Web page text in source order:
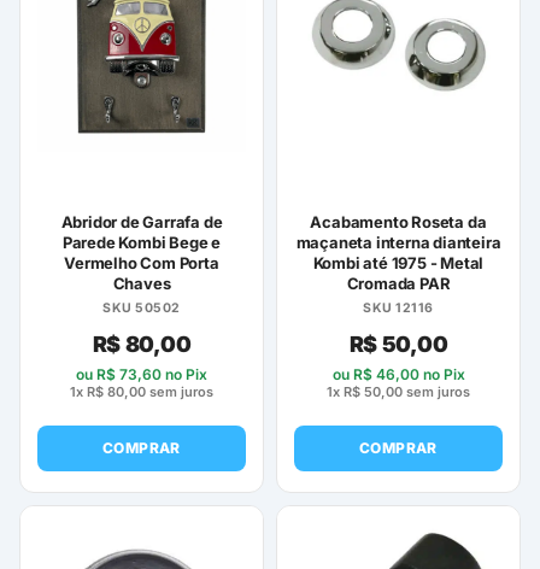
Abridor de Garrafa de
Parede Kombi Bege e
Vermelho Com Porta
Chaves
SKU 50502
R$80,00
ou R$ 73,60 no Pix
1x R$ 80,00 sem juros
COMPRAR
Acabamento Roseta da
maçaneta interna dianteira
Kombi até 1975 - Metal
Cromada PAR
SKU 12116
R$50,00
ou R$46,00no Pix
1x R$ 50,00 sem juros
COMPRAR